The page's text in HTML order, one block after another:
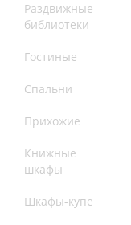
Раздвижные
библиотеки
Гостиные
Спальни
Прихожие
Книжные
шкафы
Шкафы-купе